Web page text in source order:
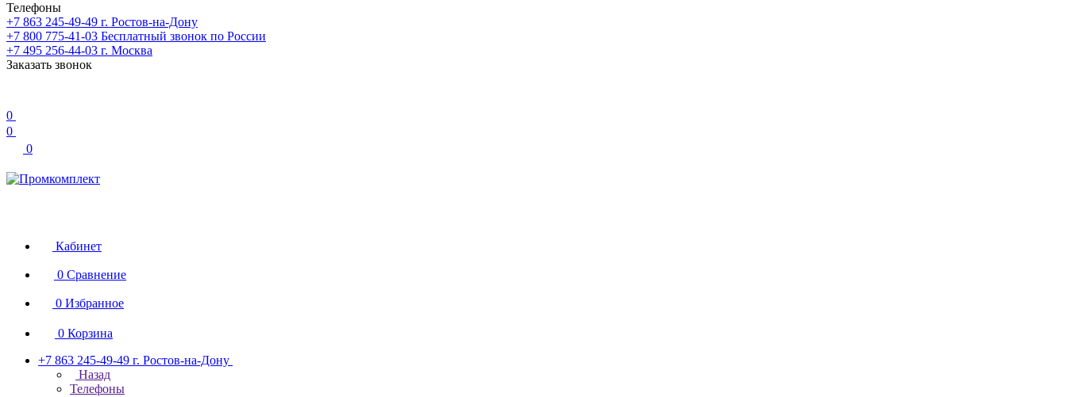
Телефоны
+7 863 245-49-49 г. Ростов-на-Дону
+7 800 775-41-03 Бесплатный звонок по России
+7 495 256-44-03 г. Москва
Заказать звонок
0
0
0
Кабинет
0 Сравнение
0 Избранное
0 Корзина
+7 863 245-49-49 г. Ростов-на-Дону
Назад
Телефоны